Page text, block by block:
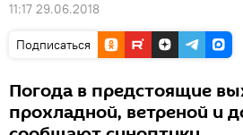
11:17 29.06.2018
Подписаться
Погода в предстоящие
прохладной, ветреной и